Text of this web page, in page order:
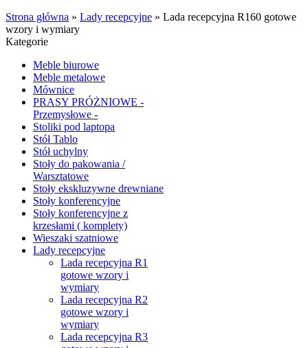
Strona główna » Lady recepcyjne » Lada recepcyjna R160 gotowe
wzory i wymiary
Kategorie
Meble biurowe
Meble metalowe
Mównice
PRASY PRÓŻNIOWE -
Przemysłowe -
Stoliki pod laptopa
Stół Tablo
Stół uchylny
Stoły do pakowania /
Warsztatowe
Stoły ekskluzywne drewniane
Stoły konferencyjne
Stoły konferencyjne z
krzesłami ( komplety)
Wieszaki szatniowe
Lady recepcyjne
Lada recepcyjna R1
gotowe wzory i
wymiary
Lada recepcyjna R2
gotowe wzory i
wymiary
Lada recepcyjna R3